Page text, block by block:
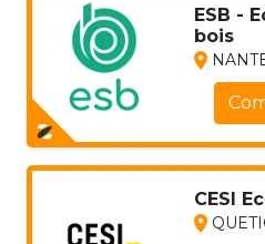
ESB -
bois
CESI